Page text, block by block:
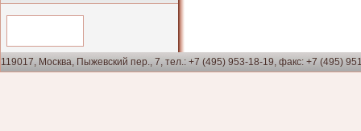
119017, Москва, Пыжевский пер., 7, тел.: +7 (495) 953-18-19, факс: +7 (495)